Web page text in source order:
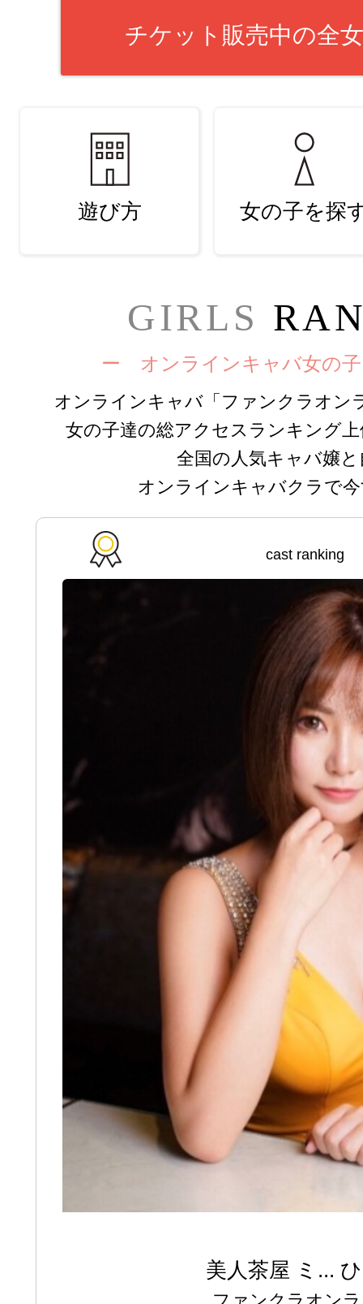
チケット販売中の全
遊び方 女の子を探
GIRLS
ー オンラインキャバ女の
オンラインキャバ「ファンクラオン
女の子達の総アクセスランキング
全国の人気キャバ嬢
オンラインキャバクラで
cast ranking
美人茶屋 ミ...
ファンクラオン